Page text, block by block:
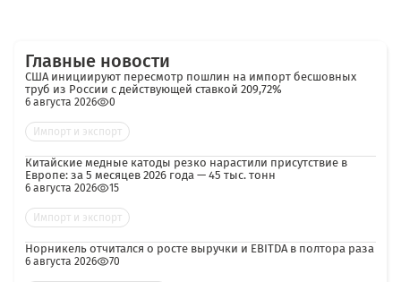
Главные новости
США инициируют пересмотр пошлин на импорт бесшовных
труб из России с действующей ставкой 209,72%
6 августа 2026 0
Импорт и экспорт
Китайские медные катоды резко нарастили присутствие в
Европе: за 5 месяцев 2026 года — 45 тыс. тонн
6 августа 2026 15
Импорт и экспорт
Норникель отчитался о росте выручки и EBITDA в полтора раза
6 августа 2026 70